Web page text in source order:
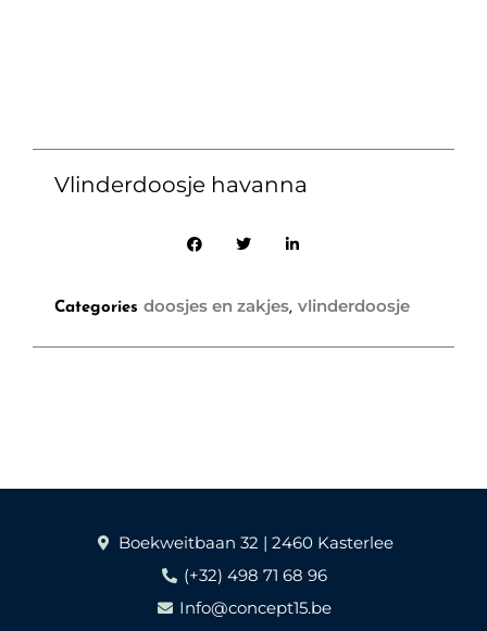
Vlinderdoosje havanna
Categories doosjes en zakjes, vlinderdoosje
Boekweitbaan 32 | 2460 Kasterlee
(+32) 498 71 68 96
Info@concept15.be